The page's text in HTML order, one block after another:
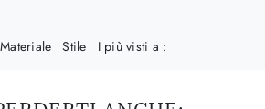
Materiale Stile I più visti a :